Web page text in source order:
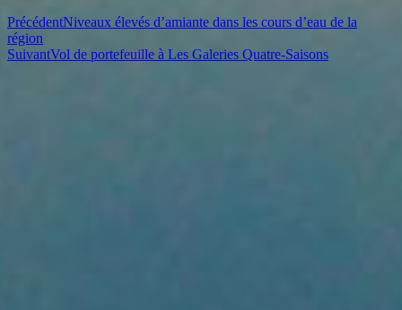
PrécédentNiveaux élevés d’amiante dans les cours d’eau de la
région
SuivantVol de portefeuille à Les Galeries Quatre-Saisons